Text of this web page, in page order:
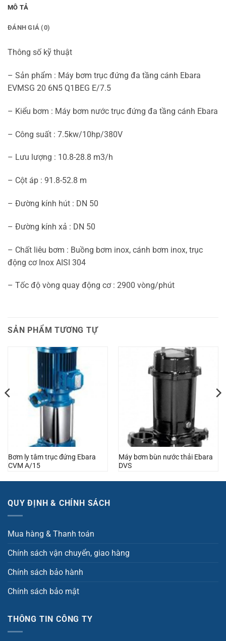
MÔ TẢ
ĐÁNH GIÁ (0)
Thông số kỹ thuật
– Sản phẩm : Máy bơm trục đứng đa tầng cánh Ebara
EVMSG 20 6N5 Q1BEG E/7.5
– Kiểu bơm : Máy bơm nước trục đứng đa tầng cánh Ebara
– Công suất : 7.5kw/10hp/380V
– Lưu lượng : 10.8-28.8 m3/h
– Cột áp : 91.8-52.8 m
– Đường kính hút : DN 50
– Đường kính xả : DN 50
– Chất liêu bơm : Buồng bơm inox, cánh bơm inox, trục
động cơ Inox AISI 304
– Tốc độ vòng quay động cơ : 2900 vòng/phút
SẢN PHẨM TƯƠNG TỰ
Bơm ly tâm trục đứng Ebara
CVM A/15
Máy bơm bùn nước thải Ebara
DVS
QUY ĐỊNH & CHÍNH SÁCH
Mua hàng & Thanh toán
Chính sách vận chuyển, giao hàng
Chính sách bảo hành
Chính sách bảo mật
THÔNG TIN CÔNG TY